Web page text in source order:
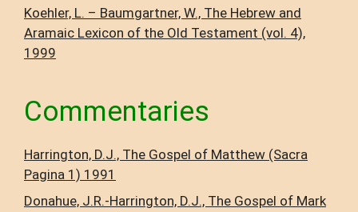
Koehler, L. – Baumgartner, W., The Hebrew and
Aramaic Lexicon of the Old Testament (vol. 4),
1999
Commentaries
Harrington, D.J., The Gospel of Matthew (Sacra
Pagina 1) 1991
Donahue, J.R.-Harrington, D.J., The Gospel of Mark